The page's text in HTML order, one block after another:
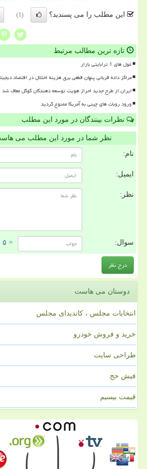
این مطلب را می پسندید؟ (1)
تازه ترین مطالب مرتبط
غول های 1 ترابایتی بازار
مراکز داده قربانی پنهان قطعی برق هزینه اختلال در اقتصاد
ایران از طرح جدید احراز هویت توسعه دهندگان گوگل معاف شد
ورود روبات های چینی به آمریکا ممنوع گردید
نظرات بینندگان در مورد این مطلب
نظر شما در مورد این مطلب می
نام:
ایمیل:
نظر:
سوال: = ۵ بعلاوه ۱
دوستان می هاست
انتخابات مجلس ، کاندیدای مجلس
خرید و فروش خودرو
طراحی سایت
فیش حج
قیمت بیسیم